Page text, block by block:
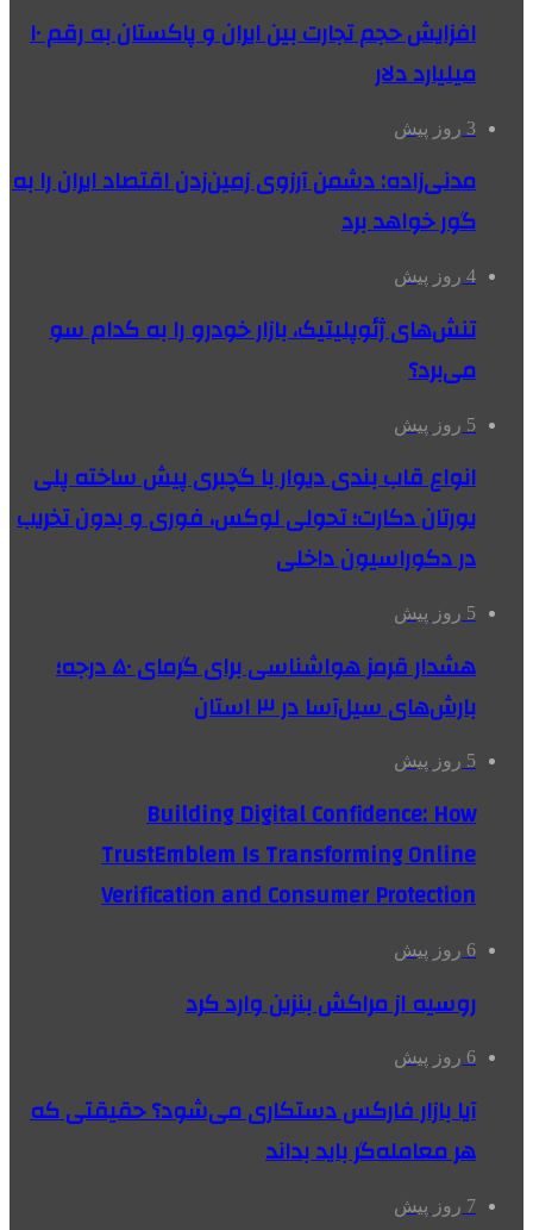
افزایش حجم تجارت بین ایران و پاکستان به رقم ۱۰
میلیارد دلار
3 روز پیش
مدنی‌زاده: دشمن آرزوی زمین‌زدن اقتصاد ایران را به
گور خواهد برد
4 روز پیش
تنش‌های ژئوپلیتیک، بازار خودرو را به کدام سو
می‌برد؟
5 روز پیش
انواع قاب بندی دیوار با گچبری پیش ساخته پلی
یورتان دکارت؛ تحولی لوکس، فوری و بدون تخریب
در دکوراسیون داخلی
5 روز پیش
هشدار قرمز هواشناسی برای گرمای ۵۰ درجه؛
بارش‌های سیل‌آسا در ۳ استان
5 روز پیش
Building Digital Confidence: How
TrustEmblem Is Transforming Online
Verification and Consumer Protection
6 روز پیش
روسیه از مراکش بنزین وارد کرد
6 روز پیش
آیا بازار فارکس دستکاری می‌شود؟ حقیقتی که
هر معامله‌گر باید بداند
7 روز پیش